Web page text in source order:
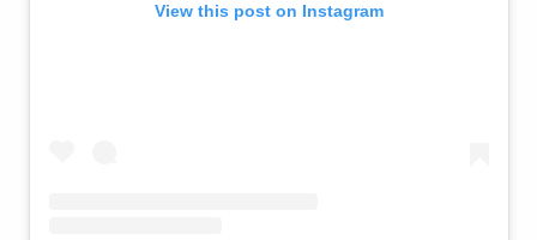
View this post on Instagram